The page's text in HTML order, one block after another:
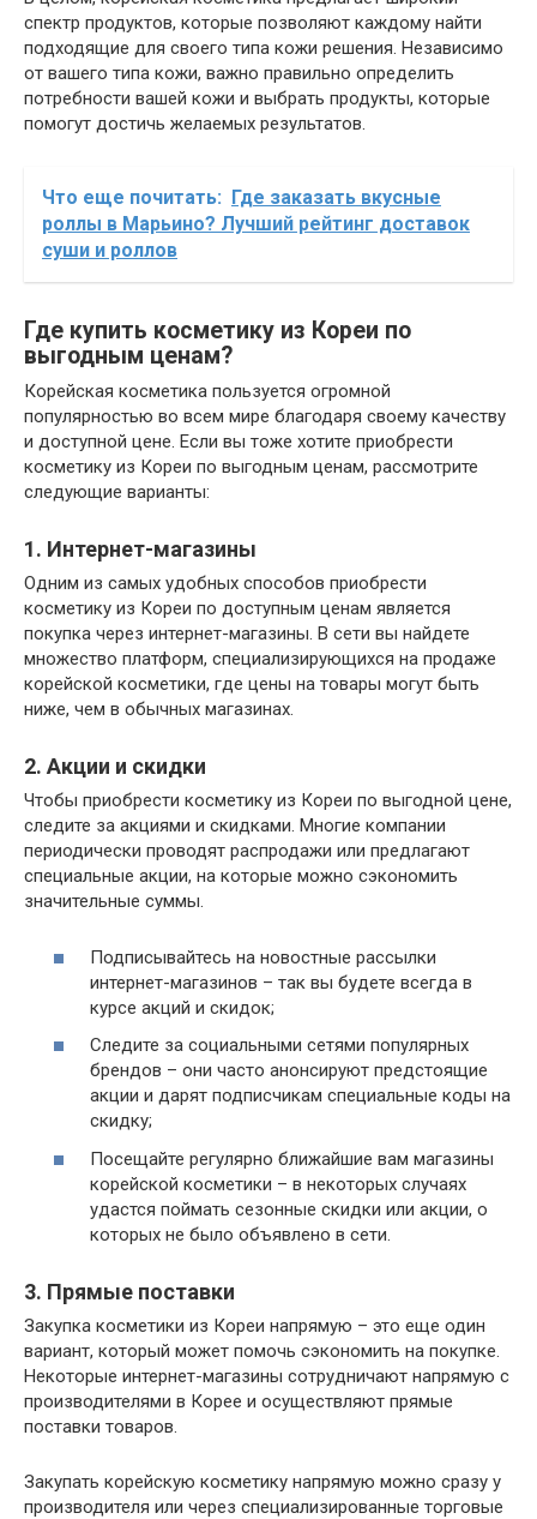
спектр продуктов, которые позволяют каждому найти
подходящие для своего типа кожи решения. Независимо
от вашего типа кожи, важно правильно определить
потребности вашей кожи и выбрать продукты, которые
помогут достичь желаемых результатов.
Что еще почитать:
Где заказать вкусные
роллы в Марьино? Лучший рейтинг доставок
суши и роллов
Где купить косметику из Кореи по
выгодным ценам?
Корейская косметика пользуется огромной
популярностью во всем мире благодаря своему качеству
и доступной цене. Если вы тоже хотите приобрести
косметику из Кореи по выгодным ценам, рассмотрите
следующие варианты:
1. Интернет-магазины
Одним из самых удобных способов приобрести
косметику из Кореи по доступным ценам является
покупка через интернет-магазины. В сети вы найдете
множество платформ, специализирующихся на продаже
корейской косметики, где цены на товары могут быть
ниже, чем в обычных магазинах.
2. Акции и скидки
Чтобы приобрести косметику из Кореи по выгодной цене,
следите за акциями и скидками. Многие компании
периодически проводят распродажи или предлагают
специальные акции, на которые можно сэкономить
значительные суммы.
Подписывайтесь на новостные рассылки
интернет-магазинов – так вы будете всегда в
курсе акций и скидок;
Следите за социальными сетями популярных
брендов – они часто анонсируют предстоящие
акции и дарят подписчикам специальные коды на
скидку;
Посещайте регулярно ближайшие вам магазины
корейской косметики – в некоторых случаях
удастся поймать сезонные скидки или акции, о
которых не было объявлено в сети.
3. Прямые поставки
Закупка косметики из Кореи напрямую – это еще один
вариант, который может помочь сэкономить на покупке.
Некоторые интернет-магазины сотрудничают напрямую с
производителями в Корее и осуществляют прямые
поставки товаров.
Закупать корейскую косметику напрямую можно сразу у
производителя или через специализированные торговые